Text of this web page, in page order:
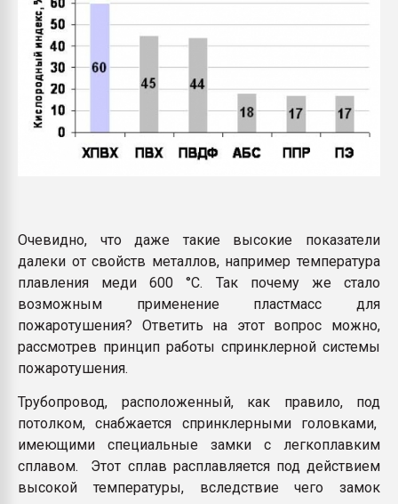
Очевидно, что даже такие высокие показатели
далеки от свойств металлов, например температура
плавления меди 600 °С. Так почему же стало
возможным применение пластмасс для
пожаротушения? Ответить на этот вопрос можно,
рассмотрев принцип работы спринклерной системы
пожаротушения.
Трубопровод, расположенный, как правило, под
потолком, снабжается спринклерными головками,
имеющими специальные замки с легкоплавким
сплавом. Этот сплав расплавляется под действием
высокой температуры, вследствие чего замок